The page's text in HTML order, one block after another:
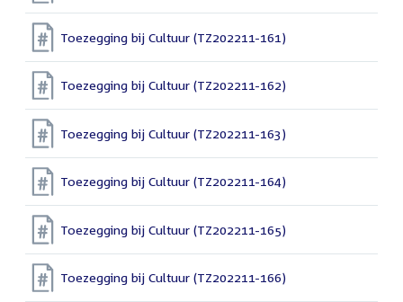
Toezegging bij Cultuur (TZ202211-161)
Toezegging bij Cultuur (TZ202211-162)
Toezegging bij Cultuur (TZ202211-163)
Toezegging bij Cultuur (TZ202211-164)
Toezegging bij Cultuur (TZ202211-165)
Toezegging bij Cultuur (TZ202211-166)